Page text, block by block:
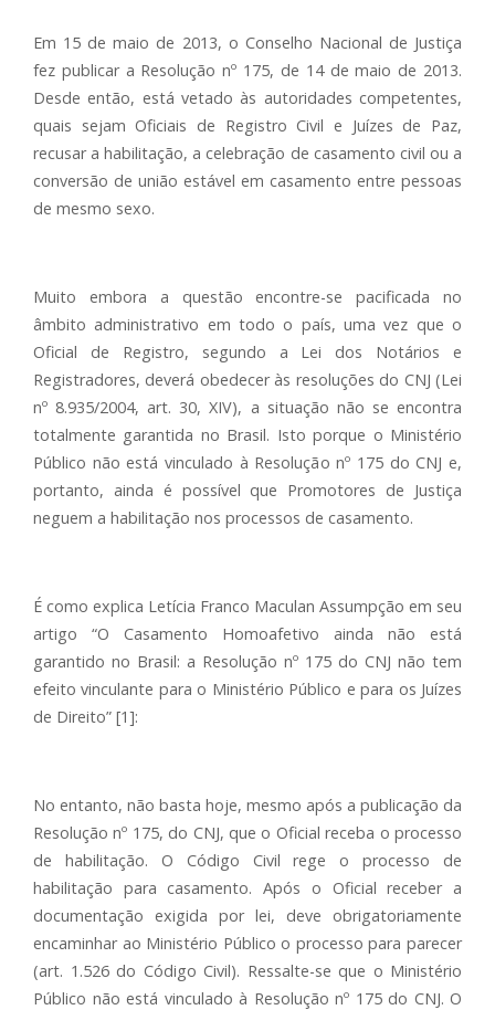
Em 15 de maio de 2013, o Conselho Nacional de Justiça
fez publicar a Resolução nº 175, de 14 de maio de 2013.
Desde então, está vetado às autoridades competentes,
quais sejam Oficiais de Registro Civil e Juízes de Paz,
recusar a habilitação, a celebração de casamento civil ou a
conversão de união estável em casamento entre pessoas
de mesmo sexo.
Muito embora a questão encontre-se pacificada no
âmbito administrativo em todo o país, uma vez que o
Oficial de Registro, segundo a Lei dos Notários e
Registradores, deverá obedecer às resoluções do CNJ (Lei
nº 8.935/2004, art. 30, XIV), a situação não se encontra
totalmente garantida no Brasil. Isto porque o Ministério
Público não está vinculado à Resolução nº 175 do CNJ e,
portanto, ainda é possível que Promotores de Justiça
neguem a habilitação nos processos de casamento.
É como explica Letícia Franco Maculan Assumpção em seu
artigo “O Casamento Homoafetivo ainda não está
garantido no Brasil: a Resolução nº 175 do CNJ não tem
efeito vinculante para o Ministério Público e para os Juízes
de Direito” [1]:
No entanto, não basta hoje, mesmo após a publicação da
Resolução nº 175, do CNJ, que o Oficial receba o processo
de habilitação. O Código Civil rege o processo de
habilitação para casamento. Após o Oficial receber a
documentação exigida por lei, deve obrigatoriamente
encaminhar ao Ministério Público o processo para parecer
(art. 1.526 do Código Civil). Ressalte-se que o Ministério
Público não está vinculado à Resolução nº 175 do CNJ. O